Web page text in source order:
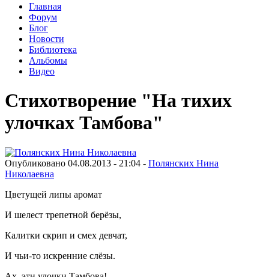
Главная
Форум
Блог
Новости
Библиотека
Альбомы
Видео
Стихотворение "На тихих
улочках Тамбова"
Опубликовано 04.08.2013 - 21:04 - Полянских Нина
Николаевна
Цветущей липы аромат
И шелест трепетной берёзы,
Калитки скрип и смех девчат,
И чьи-то искренние слёзы.